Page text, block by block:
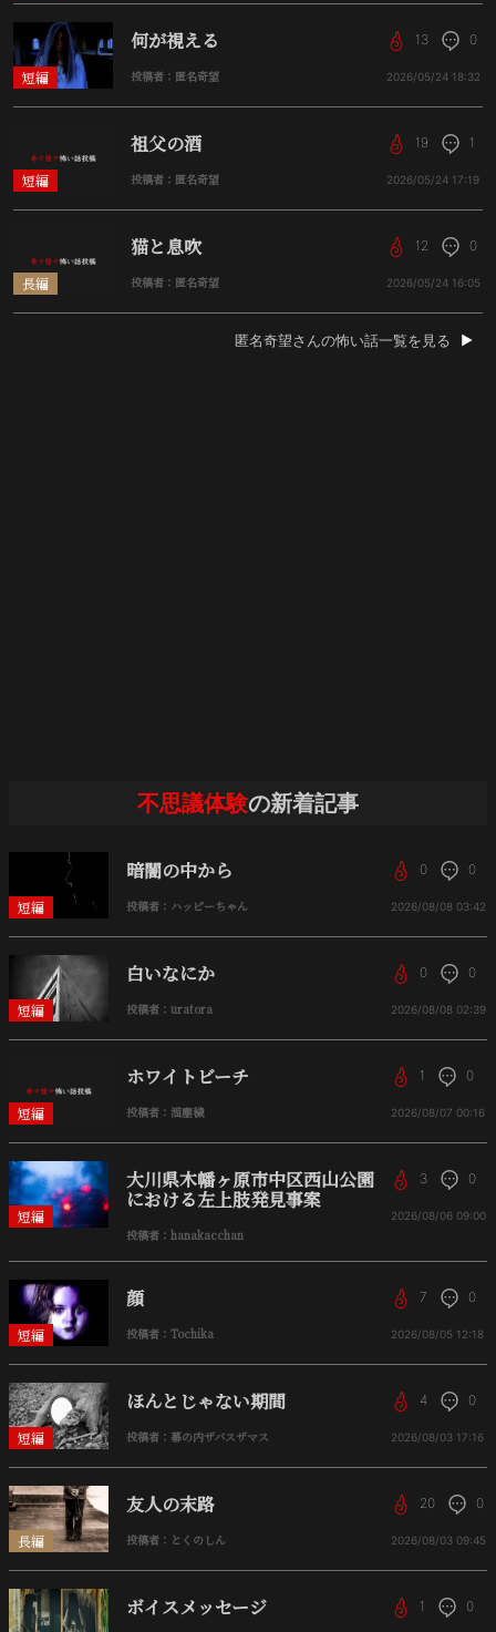
短編
何が視える
投稿者：匿名奇望
13 0
2026/05/24 18:32
短編
祖父の酒
投稿者：匿名奇望
19 1
2026/05/24 17:19
長編
猫と息吹
投稿者：匿名奇望
12 0
2026/05/24 16:05
匿名奇望さんの怖い話一覧を見る
不思議体験の新着記事
短編
暗闇の中から
投稿者：ハッピーちゃん
0 0
2026/08/08 03:42
短編
白いなにか
投稿者：uratora
0 0
2026/08/08 02:39
短編
ホワイトビーチ
投稿者：溜塵穢
1 0
2026/08/07 00:16
短編
大川県木幡ヶ原市中区西山公園
における左上肢発見事案
投稿者：hanakacchan
3 0
2026/08/06 09:00
短編
顔
投稿者：Tochika
7 0
2026/08/05 12:18
短編
ほんとじゃない期間
投稿者：幕の内ザバスザマス
4 0
2026/08/03 17:16
長編
友人の末路
投稿者：とくのしん
20 0
2026/08/03 09:45
ボイスメッセージ 1 0